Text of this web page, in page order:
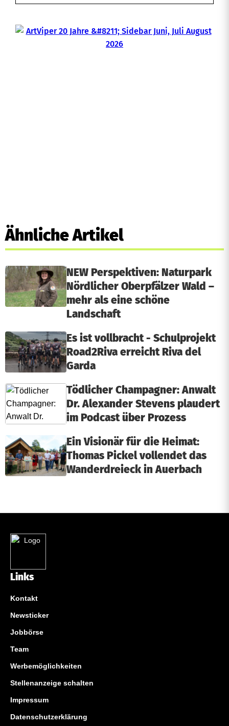
Ähnliche Artikel
NEW Perspektiven: Naturpark
Nördlicher Oberpfälzer Wald –
mehr als eine schöne
Landschaft
Es ist vollbracht - Schulprojekt
Road2Riva erreicht Riva del
Garda
Tödlicher Champagner: Anwalt
Dr. Alexander Stevens plaudert
im Podcast über Prozess
Ein Visionär für die Heimat:
Thomas Pickel vollendet das
Wanderdreieck in Auerbach
Links
Kontakt
Newsticker
Jobbörse
Team
Werbemöglichkeiten
Stellenanzeige schalten
Impressum
Datenschutzerklärung